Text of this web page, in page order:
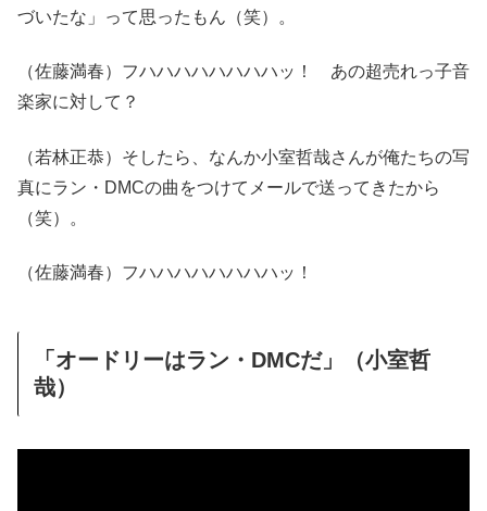
づいたな」って思ったもん（笑）。
（佐藤満春）フハハハハハハハハッ！ あの超売れっ子音
楽家に対して？
（若林正恭）そしたら、なんか小室哲哉さんが俺たちの写
真にラン・DMCの曲をつけてメールで送ってきたから
（笑）。
（佐藤満春）フハハハハハハハハッ！
「オードリーはラン・DMCだ」（小室哲
哉）